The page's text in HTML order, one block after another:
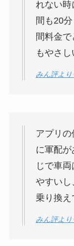
れない時
間も20
間料金
もやさし
みん評より
アプリ
に軍配が
じで車
やすいし
乗り換え
みん評より